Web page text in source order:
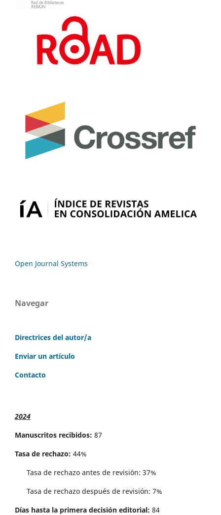
Open Journal Systems
Navegar
Directrices del autor/a
Enviar un artículo
Contacto
2024
Manuscritos recibidos: 87
Tasa de rechazo: 44%
Tasa de rechazo antes de revisi´on: 37%
Tasa de rechazo después de revisión: 7%
Días hasta la primera decisión editorial: 84